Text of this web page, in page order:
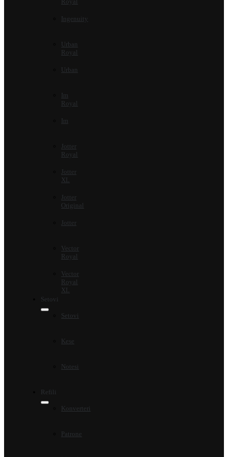
Ingenuity
Urban
Royal
Urban
Im
Royal
Im
Jotter
Royal
Jotter
XL
Jotter
Original
Jotter
Vector
Royal
Vector
Royal
XL
Setovi
Setovi
Kese
Notesi
Refili
Konverteri
Patrone